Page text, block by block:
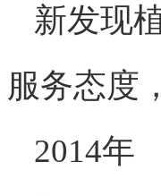
新发现
服务态度
2014年